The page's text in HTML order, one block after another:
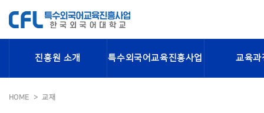
진흥원 소개 특수외국어교육진흥사업 교육과
HOME 교재